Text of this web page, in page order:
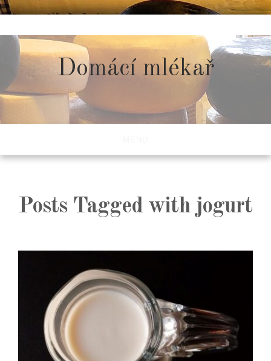
to
content
Domácí mlékař
Posts Tagged with jogurt